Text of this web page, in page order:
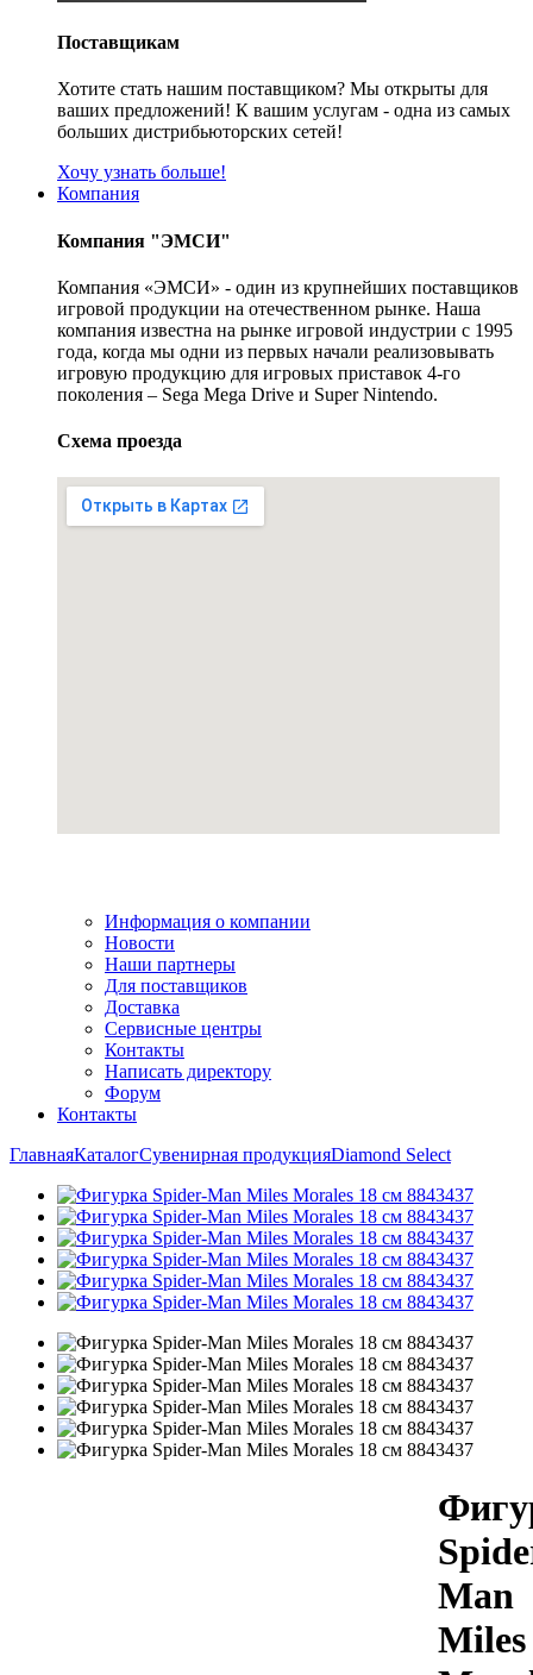
Поставщикам
Хотите стать нашим поставщиком? Мы открыты для
ваших предложений! К вашим услугам - одна из самых
больших дистрибьюторских сетей!
Хочу узнать больше!
Компания
Компания "ЭМСИ"
Компания «ЭМСИ» - один из крупнейших поставщиков
игровой продукции на отечественном рынке. Наша
компания известна на рынке игровой индустрии с 1995
года, когда мы одни из первых начали реализовывать
игровую продукцию для игровых приставок 4-го
поколения – Sega Mega Drive и Super Nintendo.
Схема проезда
Информация о компании
Новости
Наши партнеры
Для поставщиков
Доставка
Сервисные центры
Контакты
Написать директору
Форум
Контакты
ГлавнаяКаталогСувенирная продукцияDiamond Select
Man
Miles